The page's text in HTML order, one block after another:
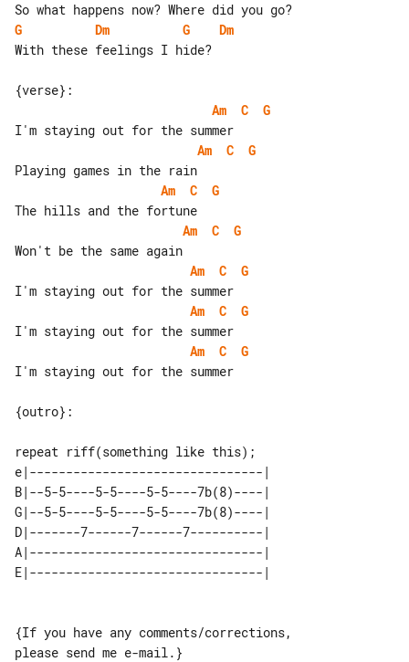
G
Dm G
Dm
With these feelings I hide?
Am
C
G
Am
C
G
Am
C
G
Am
C
G
Am
C
G
Am
C
G
Am
C
G
I'm staying out for the summer
{outro}:
e|--------------------------------|
B|--5-5----5-5----5-5----7b(8)----|
G|--5-5----5-5----5-5----7b(8)----|
D|-------7------7------7----------|
A|--------------------------------|
{If you have any comments/corrections,
please send me e-mail.}